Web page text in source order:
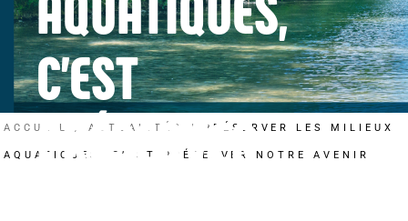
C’EST
PRÉSERVER
ACCUEIL ACTUALITÉS PRÉSERVER LES MILIEUX
AQUATIQUES, C’EST PRÉSERVER NOTRE AVENIR